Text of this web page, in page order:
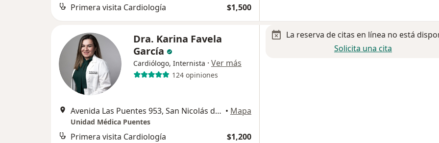
Primera visita Cardiología $1,500
Dra. Karina Favela
García
Cardiólogo, Internista · Ver más
124 opiniones
Avenida Las Puentes 953, San Nicolás de los Garza • Mapa
Unidad Médica Puentes
Primera visita Cardiología $1,200
La reserva de citas en línea no está
Solicita una cita